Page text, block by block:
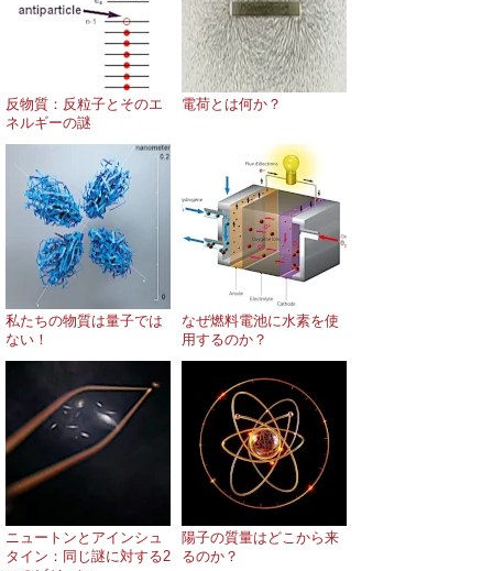
反物質：反粒子とそのエ
ネルギーの謎
電荷とは何か？
私たちの物質は量子では
ない！
なぜ燃料電池に水素を使
用するのか？
ニュートンとアインシュ
タイン：同じ謎に対する2
陽子の質量はどこから来
るのか？